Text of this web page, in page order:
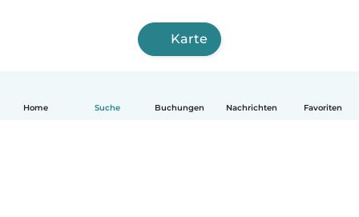
Home Suche Buchungen Nachrichten Favoriten
Karte